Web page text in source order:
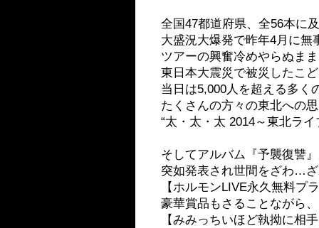
全国47都道府県、全56本に
大盛況大爆発で昨年4月に無
ツアーの興奮冷めやらぬま
東日本大震災で被災したこ
当日は5,000人を超える多く
たくさんの方々の東北への
“太・太・太 2014～東北ラ
そしてアルバム『予襲復讐
突如発表され世間をざわ…
【ホルモンLIVE永久無料プ
豪華賞品もさることながら
【みみっちいほど執拗に相